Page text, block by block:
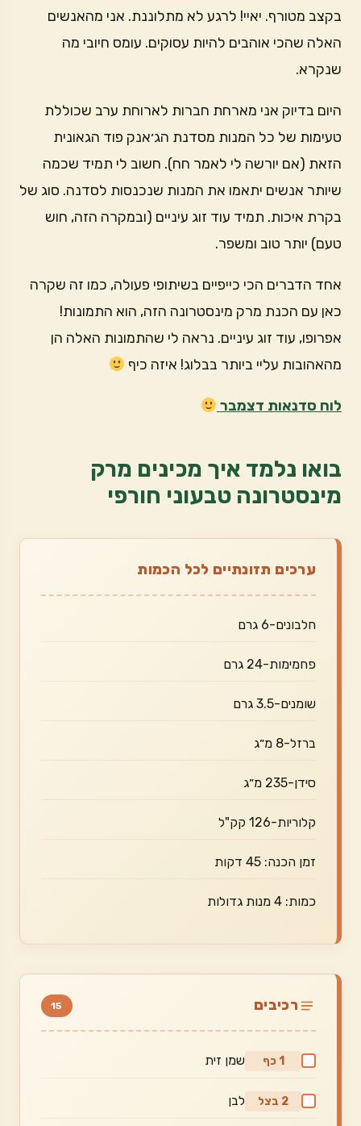
בקצב מטורף. יאיי! לרגע לא מתלוננת. אני מהאנשים
האלה שהכי אוהבים להיות עסוקים. עומס חיובי מה
שנקרא.
היום בדיוק אני מארחת חברות לארוחת ערב שכוללת
טעימות של כל המנות מסדנת הג׳אנק פוד הגאונית
הזאת (אם יורשה לי לאמר חח). חשוב לי תמיד שכמה
שיותר אנשים יתאמו את המנות שנכנסות לסדנה. סוג של
בקרת איכות. תמיד עוד זוג עיניים (ובמקרה הזה, חוש
טעם) יותר טוב ומשפר.
אחד הדברים הכי כייפיים בשיתופי פעולה, כמו זה שקרה
כאן עם הכנת מרק מינסטרונה הזה, הוא התמונות!
אפרופו, עוד זוג עיניים. נראה לי שהתמונות האלה הן
מהאהובות עליי ביותר בבלוג! איזה כיף
לוח סדנאות דצמבר
בואו נלמד איך מכינים מרק
מינסטרונה טבעוני חורפי
ערכים תזונתיים לכל הכמות
חלבונים-6 גרם
פחמימות-24 גרם
שומנים-3.5 גרם
ברזל-8 מ״ג
סידן-235 מ״ג
קלוריות-126 קק"ל
זמן הכנה: 45 דקות
כמות: 4 מנות גדולות
רכיבים 15
1 כף שמן זית
2 בצל לבן